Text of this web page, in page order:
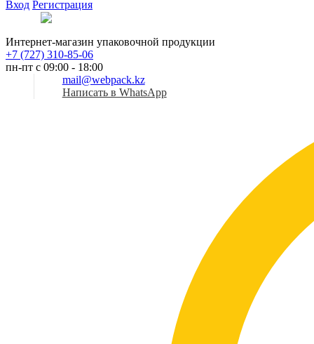
Вход Регистрация
Интернет-магазин упаковочной продукции
+7 (727) 310-85-06
пн-пт с 09:00 - 18:00
mail@webpack.kz
Написать в WhatsApp